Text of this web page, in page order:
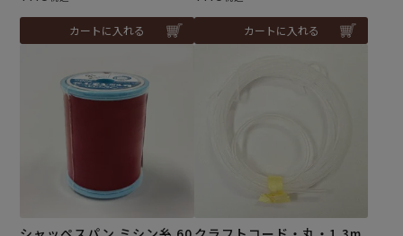
カートに入れる カートに入れる